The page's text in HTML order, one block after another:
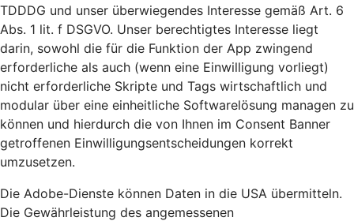
TDDDG und unser überwiegendes Interesse gemäß Art. 6
Abs. 1 lit. f DSGVO. Unser berechtigtes Interesse liegt
darin, sowohl die für die Funktion der App zwingend
erforderliche als auch (wenn eine Einwilligung vorliegt)
nicht erforderliche Skripte und Tags wirtschaftlich und
modular über eine einheitliche Softwarelösung managen zu
können und hierdurch die von Ihnen im Consent Banner
getroffenen Einwilligungsentscheidungen korrekt
umzusetzen.
Die Adobe-Dienste können Daten in die USA übermitteln.
Die Gewährleistung des angemessenen